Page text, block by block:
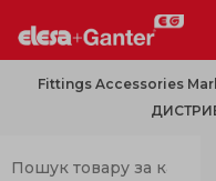
Fittings Accessories